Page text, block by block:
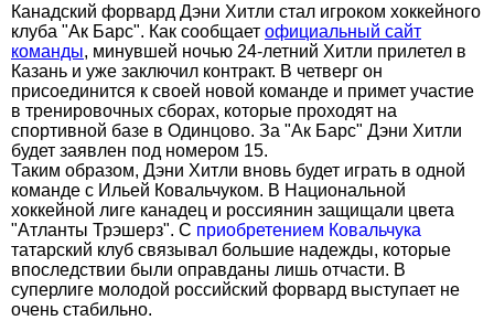
Канадский форвард Дэни Хитли стал игроком хоккейного
клуба "Ак Барс". Как сообщает официальный сайт
команды, минувшей ночью 24-летний Хитли прилетел в
Казань и уже заключил контракт. В четверг он
присоединится к своей новой команде и примет участие
в тренировочных сборах, которые проходят на
спортивной базе в Одинцово. За "Ак Барс" Дэни Хитли
будет заявлен под номером 15.
Таким образом, Дэни Хитли вновь будет играть в одной
команде с Ильей Ковальчуком. В Национальной
хоккейной лиге канадец и россиянин защищали цвета
"Атланты Трэшерз". С приобретением Ковальчука
татарский клуб связывал большие надежды, которые
впоследствии были оправданы лишь отчасти. В
суперлиге молодой российский форвард выступает не
очень стабильно.